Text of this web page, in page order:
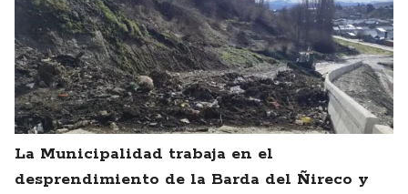
La Municipalidad trabaja en el
desprendimiento de la Barda del Ñireco y